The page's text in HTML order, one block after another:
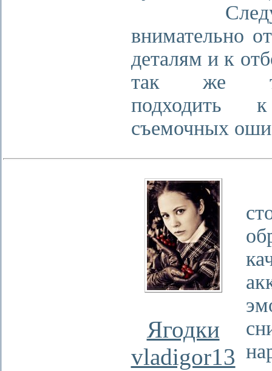
внимательно
деталям и к
так же
подходить
съемочных
Ягодки
vladigor13